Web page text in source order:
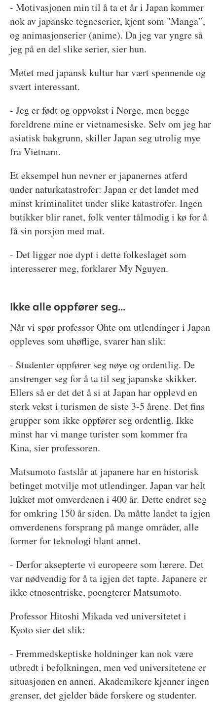
- Motivasjonen min til å ta et år i Japan kommer
nok av japanske tegneserier, kjent som "Manga”,
og animasjonserier (anime). Da jeg var yngre så
jeg på en del slike serier, sier hun.
Møtet med japansk kultur har vært spennende og
svært interessant.
- Jeg er født og oppvokst i Norge, men begge
foreldrene mine er vietnamesiske. Selv om jeg har
asiatisk bakgrunn, skiller Japan seg utrolig mye
fra Vietnam.
Et eksempel hun nevner er japanernes atferd
under naturkatastrofer: Japan er det landet med
minst kriminalitet under slike katastrofer. Ingen
butikker blir ranet, folk venter tålmodig i kø for å
få sin porsjon med mat.
- Det ligger noe dypt i dette folkeslaget som
interesserer meg, forklarer My Nguyen.
Ikke alle oppfører seg...
Når vi spør professor Ohte om utlendinger i Japan
oppleves som uhøflige, svarer han slik:
- Studenter oppfører seg nøye og ordentlig. De
anstrenger seg for å ta til seg japanske skikker.
Ellers så er det det å si at Japan har opplevd en
sterk vekst i turismen de siste 3-5 årene. Det fins
grupper som ikke oppfører seg ordentlig. Ikke
minst har vi mange turister som kommer fra
Kina, sier professoren.
Matsumoto fastslår at japanere har en historisk
betinget motvilje mot utlendinger. Japan var helt
lukket mot omverdenen i 400 år. Dette endret seg
for omkring 150 år siden. Da måtte landet ta igjen
omverdenens forsprang på mange områder, alle
former for teknologi blant annet.
- Derfor aksepterte vi europeere som lærere. Det
var nødvendig for å ta igjen det tapte. Japanere er
ikke etnosentriske, poengterer Matsumoto.
Professor Hitoshi Mikada ved universitetet i
Kyoto sier det slik:
- Fremmedskeptiske holdninger kan nok være
utbredt i befolkningen, men ved universitetene er
situasjonen en annen. Akademikere kjenner ingen
grenser, det gjelder både forskere og studenter.